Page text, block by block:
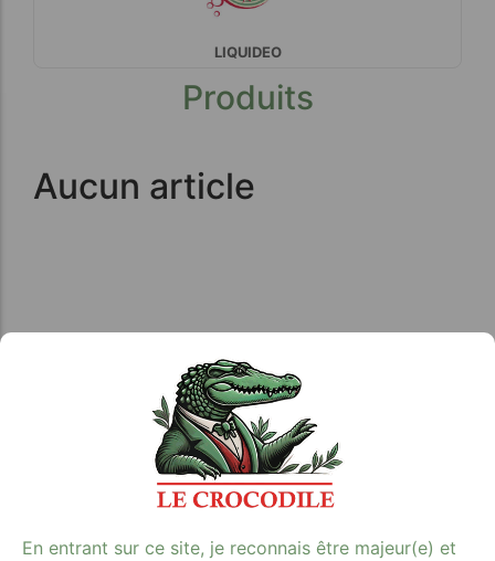
LIQUIDEO
Produits
Aucun article
Avis clients
En entrant sur ce site, je reconnais être majeur(e) et